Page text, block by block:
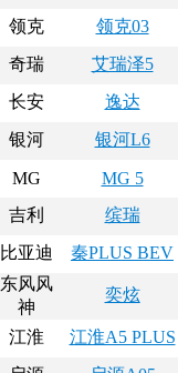
领克 领克03
奇瑞 艾瑞泽5
长安 逸达
银河 银河L6
MG MG 5
吉利 缤瑞
比亚迪 秦PLUS BEV
东风风
神
奕炫
江淮 江淮A5 PLUS